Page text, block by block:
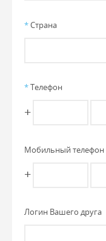
*Страна
*Телефон
+
Мобильный телефон
+
Логин Вашего друга